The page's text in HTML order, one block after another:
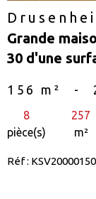
Grande
30 d'une
156 m² -
8
pièce(s)
257
m²
Réf : KSV20000150